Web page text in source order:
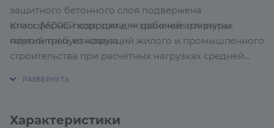
защитного бетонного слоя подвержена
атмосферной коррозии — хранение открытых
партий требует навеса.
Класс А500С подходит для рабочей арматуры
монолитных конструкций жилого и промышленного
строительства при расчётных нагрузках средней
динамические нагрузки — соответствие
Характеристики